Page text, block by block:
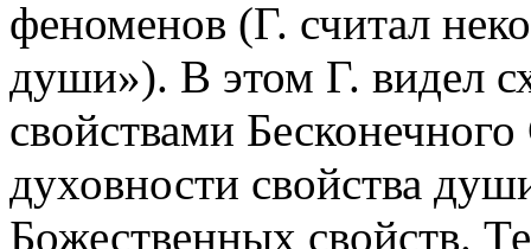
феноменов (Г. считал
души»). В этом Г. видел
свойствами
духовности свойства
Божественных свойств.